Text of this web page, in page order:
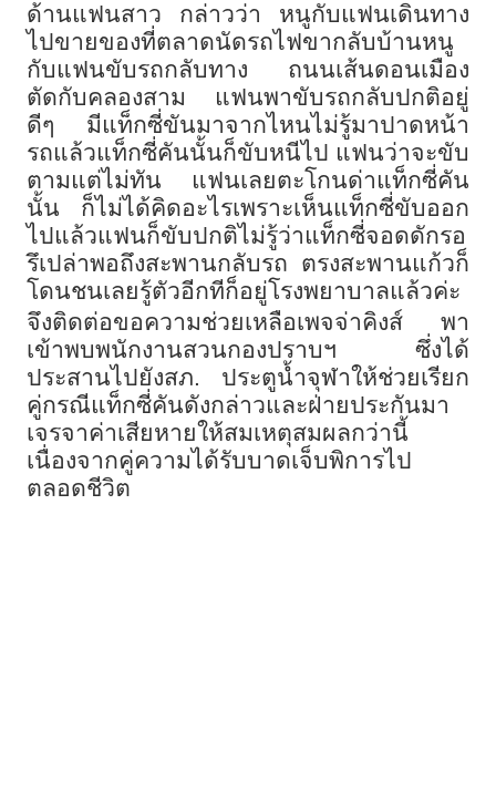
ด้านแฟนสาว กล่าวว่า หนูกับแฟนเดินทาง
ไปขายของที่ตลาดนัดรถไฟขากลับบ้านหนู
กับแฟนขับรถกลับทาง ถนนเส้นดอนเมือง
ตัดกับคลองสาม แฟนพาขับรถกลับปกติอยู่
ดีๆ มีแท็กซี่ขันมาจากไหนไม่รู้มาปาดหน้า
รถแล้วแท็กซี่คันนั้นก็ขับหนีไป แฟนว่าจะขับ
ตามแต่ไม่ทัน แฟนเลยตะโกนด่าแท็กซี่คัน
นั้น ก็ไม่ได้คิดอะไรเพราะเห็นแท็กซี่ขับออก
ไปแล้วแฟนก็ขับปกติไม่รู้ว่าแท็กซี่จอดดักรอ
รึเปล่าพอถึงสะพานกลับรถ ตรงสะพานแก้วก็
โดนชนเลยรู้ตัวอีกทีก็อยู่โรงพยาบาลแล้วค่ะ
จึงติดต่อขอความช่วยเหลือเพจจ่าคิงส์ พา
เข้าพบพนักงานสวนกองปราบฯ ซึ่งได้
ประสานไปยังสภ. ประตูน้ำจุฬาให้ช่วยเรียก
คู่กรณีแท็กซี่คันดังกล่าวและฝ่ายประกันมา
เจรจาค่าเสียหายให้สมเหตุสมผลกว่านี้
เนื่องจากคู่ความได้รับบาดเจ็บพิการไป
ตลอดชีวิต